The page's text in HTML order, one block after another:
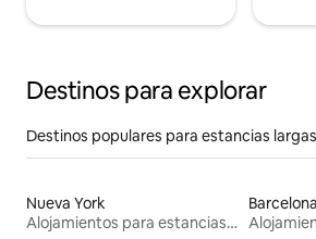
Destinos para explorar
Destinos populares para estancias largas
Nueva York
Alojamientos para estancias largas
Barcelona